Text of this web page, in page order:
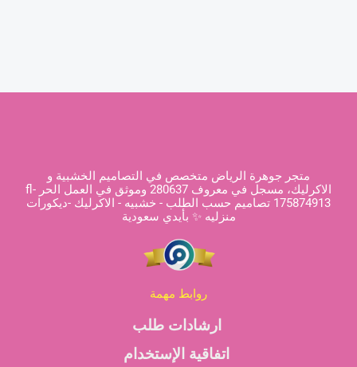
متجر جوهرة الرياض متخصص في التصاميم الخشبية و
الاكرليك، مسجل في معروف 280637 وموثق في العمل الحر fl-
175874913 تصاميم حسب الطلب - خشبيه - الاكرليك -ديكورات
منزليه ✨ بأيدي سعودية
روابط مهمة
ارشادات طلب
اتفاقية الإستخدام